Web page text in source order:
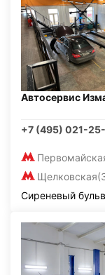
Автосервис
+7 (495) 021-
Щелковская
Сиреневый